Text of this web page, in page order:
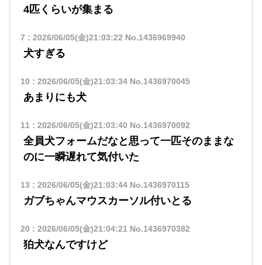
4匹くらいが集まる
7 : 2026/06/05(金)21:03:22 No.1436969940
犬すぎる
10 : 2026/06/05(金)21:03:34No.1436970045
あまりにも犬
11 : 2026/06/05(金)21:03:40 No.1436970092
全員犬フォームだなと思って一匹そのままな
のに一瞬遅れて気付いた
13 : 2026/06/05(金)21:03:44No.1436970115
ガブちゃんマウスカーソル付いとる
20 : 2026/06/05(金)21:04:21 No.1436970382
狛犬なんですけど